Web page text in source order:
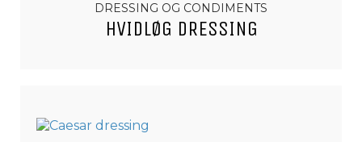
DRESSING OG CONDIMENTS
HVIDLØG DRESSING